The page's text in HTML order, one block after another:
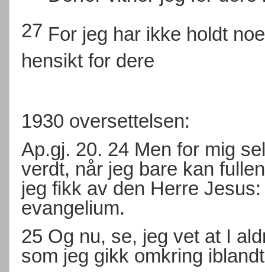
27 For jeg har ikke holdt
hensikt for dere
1930 oversettelsen:
Ap.gj. 20. 24 Men for mig
verdt, når jeg bare kan
jeg fikk av den Herre
evangelium.
25 Og nu, se, jeg vet at I
som jeg gikk omkring